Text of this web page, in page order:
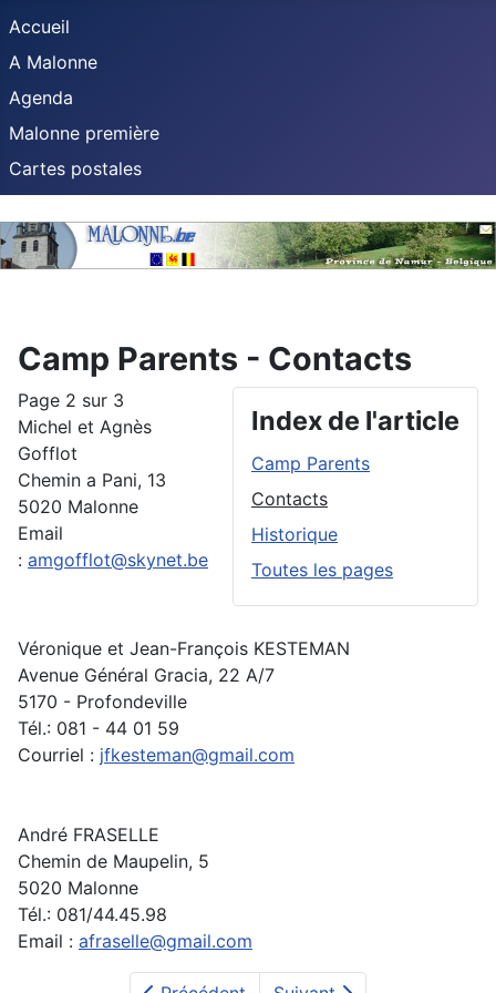
Accueil
A Malonne
Agenda
Malonne première
Cartes postales
Camp Parents - Contacts
Index de l'article
Camp Parents
Contacts
Historique
Toutes les pages
Page 2 sur 3
Michel et Agnès
Gofflot
Chemin a Pani, 13
5020 Malonne
Email
: amgofflot@skynet.be
Véronique et Jean-François KESTEMAN
Avenue Général Gracia, 22 A/7
5170 - Profondeville
Tél.: 081 - 44 01 59
Courriel : jfkesteman@gmail.com
André FRASELLE
Chemin de Maupelin, 5
5020 Malonne
Tél.: 081/44.45.98
Email : afraselle@gmail.com